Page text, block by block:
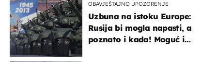
OBAVJEŠTAJNO UPOZORENJE
Uzbuna na istoku Europe:
Rusija bi mogla napasti, a
poznato i kada! Moguć i